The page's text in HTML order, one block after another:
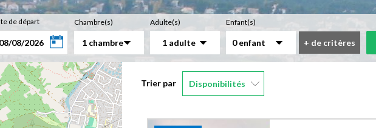
de départ Chambre(s)
1 chambre
Adulte(s)
1 adulte
Enfant(s)
0 enfant + de critères
Trier par Disponibilités